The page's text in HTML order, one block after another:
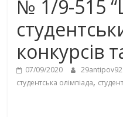
№ 1/9-515
конкурсів
07/09/2020 29antipov92
студентська олімпіада,